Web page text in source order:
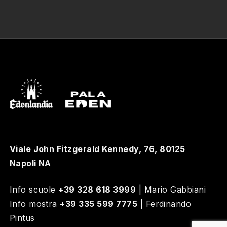
Viale John Fitzgerald Kennedy, 76, 80125
Napoli NA
Info scuole +39 328 618 3999 | Mario Gabbiani
Info mostra +39 335 599 7775 | Ferdinando
Pintus